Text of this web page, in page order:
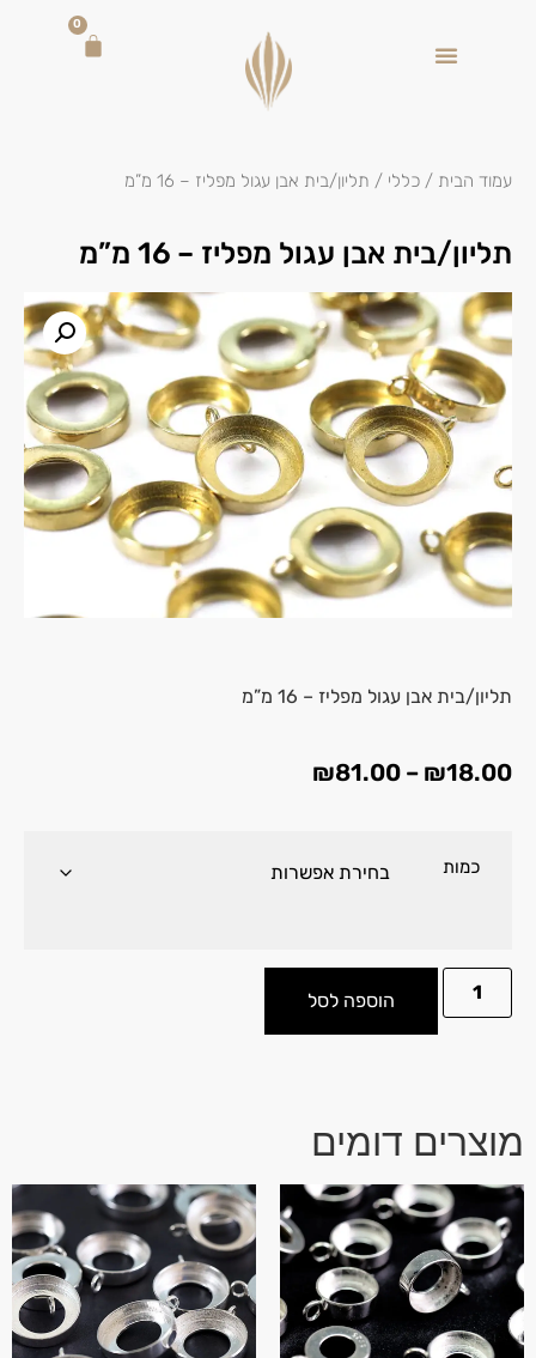
0
עמוד הבית / כללי / תליון/בית אבן עגול מפליז – 16 מ”מ
תליון/בית אבן עגול מפליז – 16 מ”מ
תליון/בית אבן עגול מפליז – 16 מ”מ
₪18.00
–
₪81.00
כמות
הוספה לסל
מוצרים דומים